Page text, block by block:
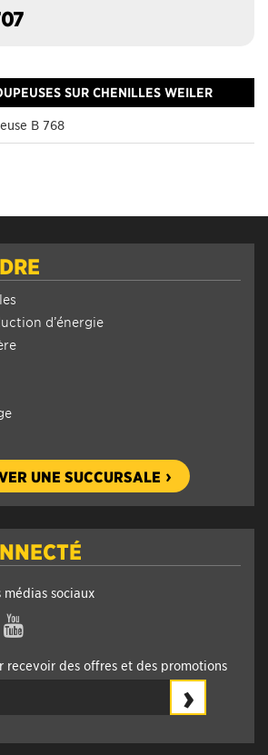
SUR CHENILLES WEILER
B 768
d’énergie
UNE SUCCURSALE
médias sociaux
YouTube
recevoir des offres et des promotions
›